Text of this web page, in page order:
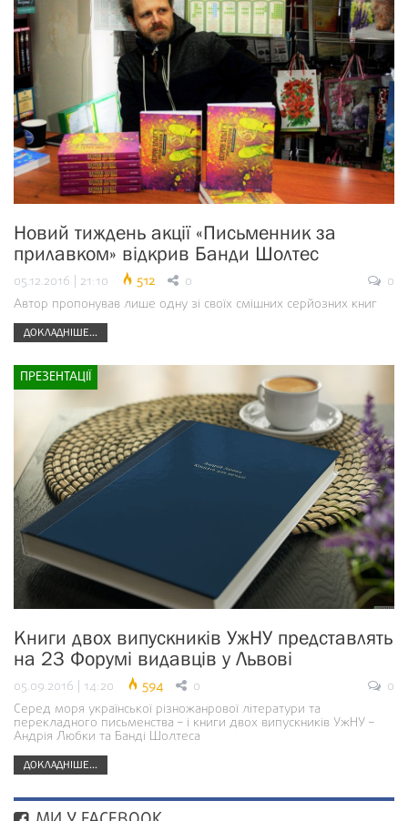
Новий тиждень акції «Письменник за
прилавком» відкрив Банди Шолтес
05.12.2016 | 21:10 512 0
0
Автор пропонував лише одну зі своїх смішних серйозних книг
ДОКЛАДНІШЕ...
ПРЕЗЕНТАЦІЇ
Книги двох випускників УжНУ представлять
на 23 Форумі видавців у Львові
05.09.2016 | 14:20 594 0
0
Серед моря української різножанрової літератури та
перекладного письменства – і книги двох випускників УжНУ –
Андрія Любки та Банді Шолтеса
ДОКЛАДНІШЕ...